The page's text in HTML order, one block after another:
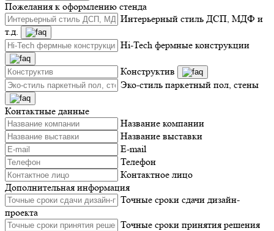
Пожелания к оформлению стенда
Интерьерный стиль ДСП, МДФ и
т.д.
Hi-Tech фермные конструкции
Конструктив
Эко-стиль паркетный пол, стены
Контактные данные
Название компании
Название выставки
E-mail
Телефон
Контактное лицо
Дополнительная информация
Точные сроки сдачи дизайн-
проекта
Точные сроки принятия решения